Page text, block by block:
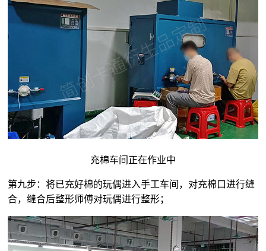
充棉车间正在作业中
第九步：将已充好棉的玩偶进入手工车间，对充棉口进行缝
合，缝合后整形师傅对玩偶进行整形；